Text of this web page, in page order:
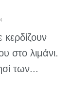
στο λιμάνι.
των...